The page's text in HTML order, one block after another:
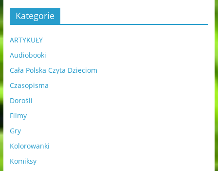
Kategorie
ARTYKUŁY
Audiobooki
Cała Polska Czyta Dzieciom
Czasopisma
Dorośli
Filmy
Gry
Kolorowanki
Komiksy